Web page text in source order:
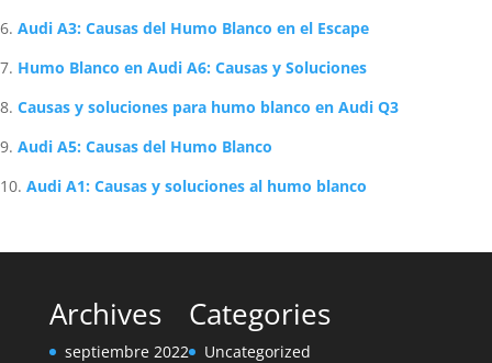
Audi A3: Causas del Humo Blanco en el Escape
Humo Blanco en Audi A6: Causas y Soluciones
Causas y soluciones para humo blanco en Audi Q3
Audi A5: Causas del Humo Blanco
Audi A1: Causas y soluciones al humo blanco
Archives
septiembre 2022
Categories
Uncategorized